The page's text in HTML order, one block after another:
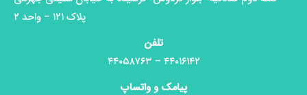
پلاک ۱۲۱ – واحد ۲
تلفن
۴۴۰۱۶۱۴۲ – ۴۴۰۵۸۷۶۳
پیامک و واتساپ